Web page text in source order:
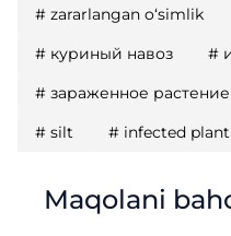
# zararlangan o‘simlik
# куриный навоз #
# зараженное растение
# silt # infected plant
Maqolani